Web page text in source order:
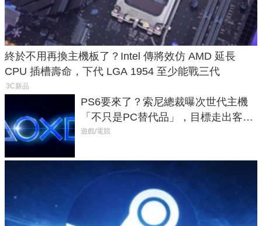
終於不用再換主機板了？Intel 傳將效仿 AMD 延長
CPU 插槽壽命，下代 LGA 1954 至少能戰三代
3C新品
PS6要來了？索尼總裁曝次世代主機
「不只是PC替代品」，目標走出客
廳、進軍電競桌面
遊戲/電競